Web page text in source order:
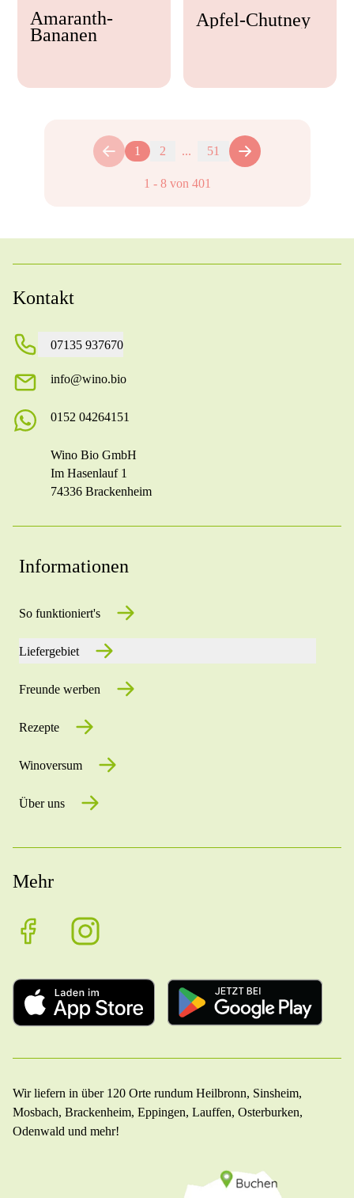
Amaranth-
Bananen
Apfel-Chutney
1 2 ... 51
1 - 8von 401
Kontakt
07135 937670
info@wino.bio
0152 04264151
Wino Bio GmbH
Im Hasenlauf 1
74336 Brackenheim
Informationen
So funktioniert's
Liefergebiet
Freunde werben
Rezepte
Winoversum
Über uns
Mehr
Wir liefern in über 120 Orte rundum Heilbronn, Sinsheim,
Mosbach, Brackenheim, Eppingen, Lauffen, Osterburken,
Odenwald und mehr!